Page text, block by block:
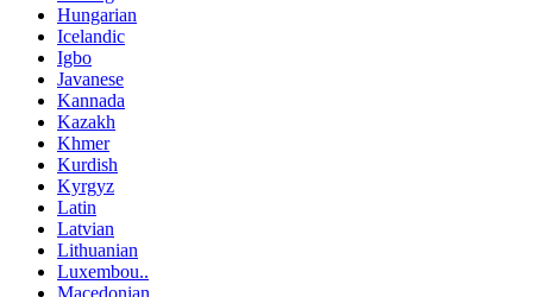
Hungarian
Icelandic
Igbo
Javanese
Kannada
Kazakh
Khmer
Kurdish
Kyrgyz
Latin
Latvian
Lithuanian
Luxembou..
Macedonian